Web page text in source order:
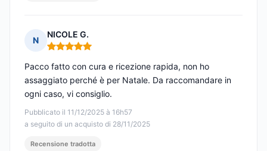
N
NICOLE G.
Nota: 5 su 5
Pubblicato il 11/12/2025 à 16h57
a seguito di un acquisto di 28/11/2025
Pacco fatto con cura e ricezione rapida, non ho
assaggiato perché è per Natale. Da raccomandare in
ogni caso, vi consiglio.
Recensione tradotta